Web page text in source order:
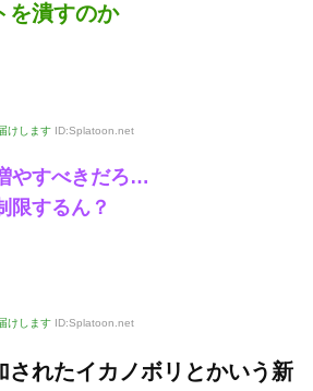
を潰すのか
けします ID:Splatoon.net
やすべきだろ…
限するん？
けします ID:Splatoon.net
されたイカノボリとかいう新